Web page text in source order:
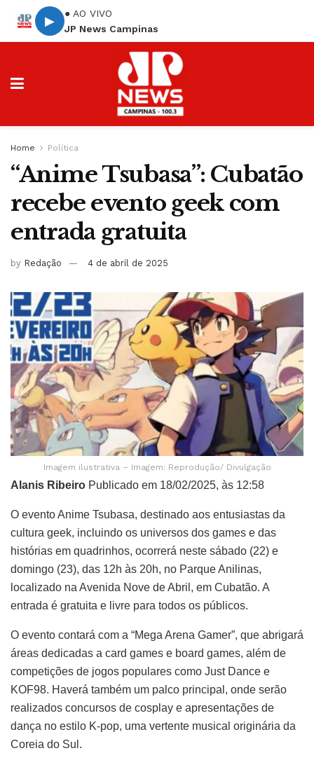
▶
● AO VIVO
JP News Campinas
Home Política
“Anime Tsubasa”: Cubatão
recebe evento geek com
entrada gratuita
by Redação 4 de abril de 2025
Imagem ilustrativa – Imagem: Reprodução/ Divulgação
Alanis Ribeiro Publicado em 18/02/2025, às 12:58
O evento Anime Tsubasa, destinado aos entusiastas da
cultura geek, incluindo os universos dos games e das
histórias em quadrinhos, ocorrerá neste sábado (22) e
domingo (23), das 12h às 20h, no Parque Anilinas,
localizado na Avenida Nove de Abril, em Cubatão. A
entrada é gratuita e livre para todos os públicos.
O evento contará com a “Mega Arena Gamer”, que abrigará
áreas dedicadas a card games e board games, além de
competições de jogos populares como Just Dance e
KOF98. Haverá também um palco principal, onde serão
realizados concursos de cosplay e apresentações de
dança no estilo K-pop, uma vertente musical originária da
Coreia do Sul.